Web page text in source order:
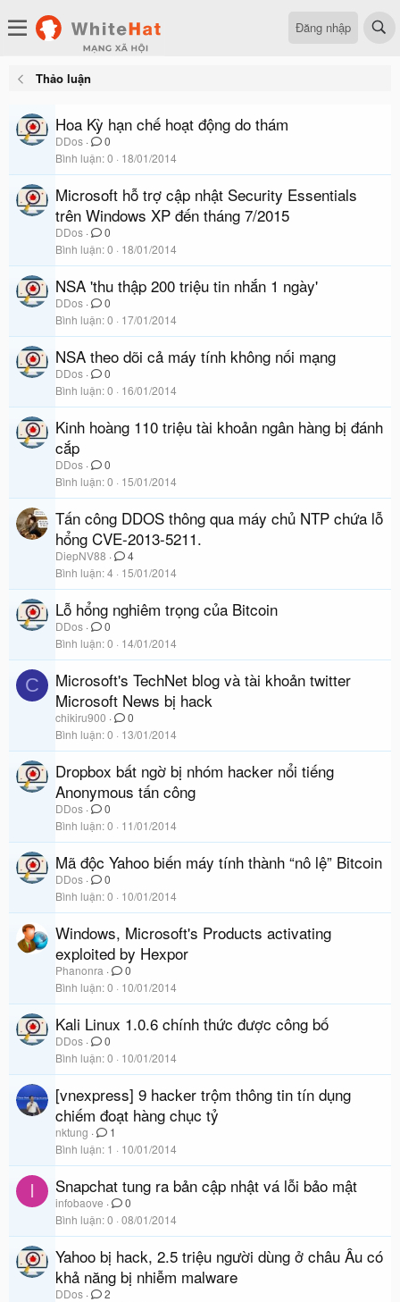
Đăng nhập
Thảo luận
Hoa Kỳ hạn chế hoạt động do thám
DDos
0
Bình luận 0 18/01/2014
Microsoft hỗ trợ cập nhật Security Essentials
trên Windows XP đến tháng 7/2015
DDos
0
Bình luận 0 18/01/2014
NSA 'thu thập 200 triệu tin nhắn 1 ngày'
DDos
0
Bình luận 0 17/01/2014
NSA theo dõi cả máy tính không nối mạng
DDos
0
Bình luận 0 16/01/2014
Kinh hoàng 110 triệu tài khoản ngân hàng bị đánh
cắp
DDos
0
Bình luận 0 15/01/2014
Tấn công DDOS thông qua máy chủ NTP chứa lỗ
hổng CVE-2013-5211.
DiepNV88
4
Bình luận 4 15/01/2014
Lỗ hổng nghiêm trọng của Bitcoin
DDos
0
Bình luận 0 14/01/2014
C
Microsoft's TechNet blog và tài khoản twitter
Microsoft News bị hack
chikiru900
0
Bình luận 0 13/01/2014
Dropbox bất ngờ bị nhóm hacker nổi tiếng
Anonymous tấn công
DDos
0
Bình luận 0 11/01/2014
Mã độc Yahoo biến máy tính thành “nô lệ” Bitcoin
DDos
0
Bình luận 0 10/01/2014
Windows, Microsoft's Products activating
exploited by Hexpor
Phanonra
0
Bình luận 0 10/01/2014
Kali Linux 1.0.6 chính thức được công bố
DDos
0
Bình luận 0 10/01/2014
[vnexpress] 9 hacker trộm thông tin tín dụng
chiếm đoạt hàng chục tỷ
nktung
1
Bình luận 1 10/01/2014
I Snapchat tung ra bản cập nhật vá lỗi bảo mật
infobaove
0
Bình luận 0 08/01/2014
Yahoo bị hack, 2.5 triệu người dùng ở châu Âu có
khả năng bị nhiễm malware
DDos
2